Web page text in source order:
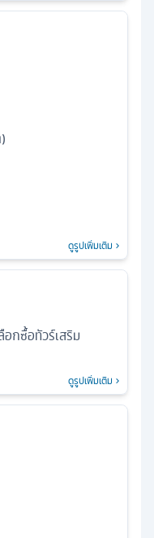
ดูรูปเพิ่มเติม
อกซื้อทัวร์เสริม
ดูรูปเพิ่มเติม